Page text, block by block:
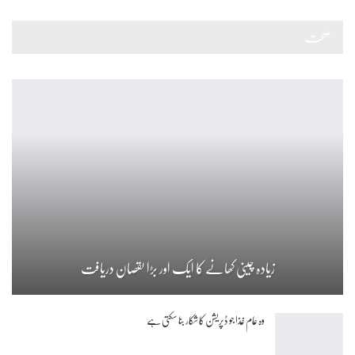
زیادہ چینی کھانے کا ایک اور بڑا نقصان دریافت
وہ عام غذا جو ڈپریشن کا شکار بنا سکتی ہے